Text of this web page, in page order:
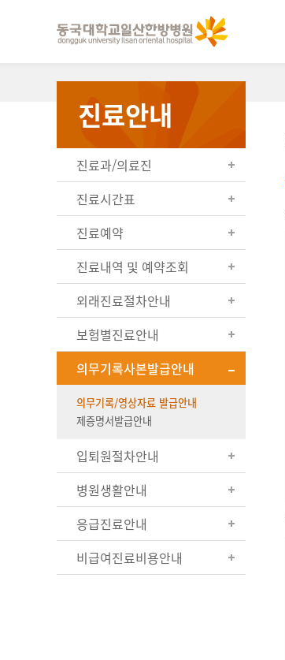
진료안내
진료과/의료진
진료시간표
진료예약
진료내역 및 예약조회
외래진료절차안내
보험별진료안내
의무기록사본발급안내
의무기록/영상자료 발급안내
제증명서발급안내
입퇴원절차안내
병원생활안내
응급진료안내
비급여진료비용안내